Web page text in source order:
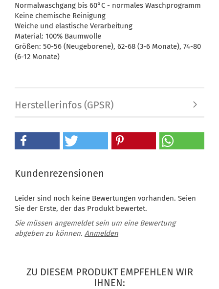
Normalwaschgang bis 60°C - normales Waschprogramm
Keine chemische Reinigung
Weiche und elastische Verarbeitung
Material: 100% Baumwolle
Größen: 50-56 (Neugeborene), 62-68 (3-6 Monate), 74-80
(6-12 Monate)
Herstellerinfos (GPSR)
Kundenrezensionen
Leider sind noch keine Bewertungen vorhanden. Seien
Sie der Erste, der das Produkt bewertet.
Sie müssen angemeldet sein um eine Bewertung
abgeben zu können. Anmelden
ZU DIESEM PRODUKT EMPFEHLEN WIR
IHNEN: